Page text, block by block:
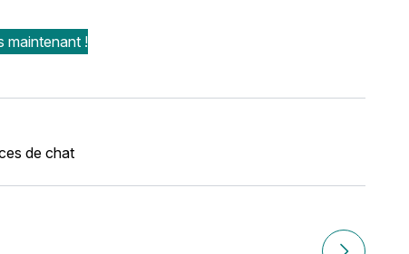
maintenant !
de chat